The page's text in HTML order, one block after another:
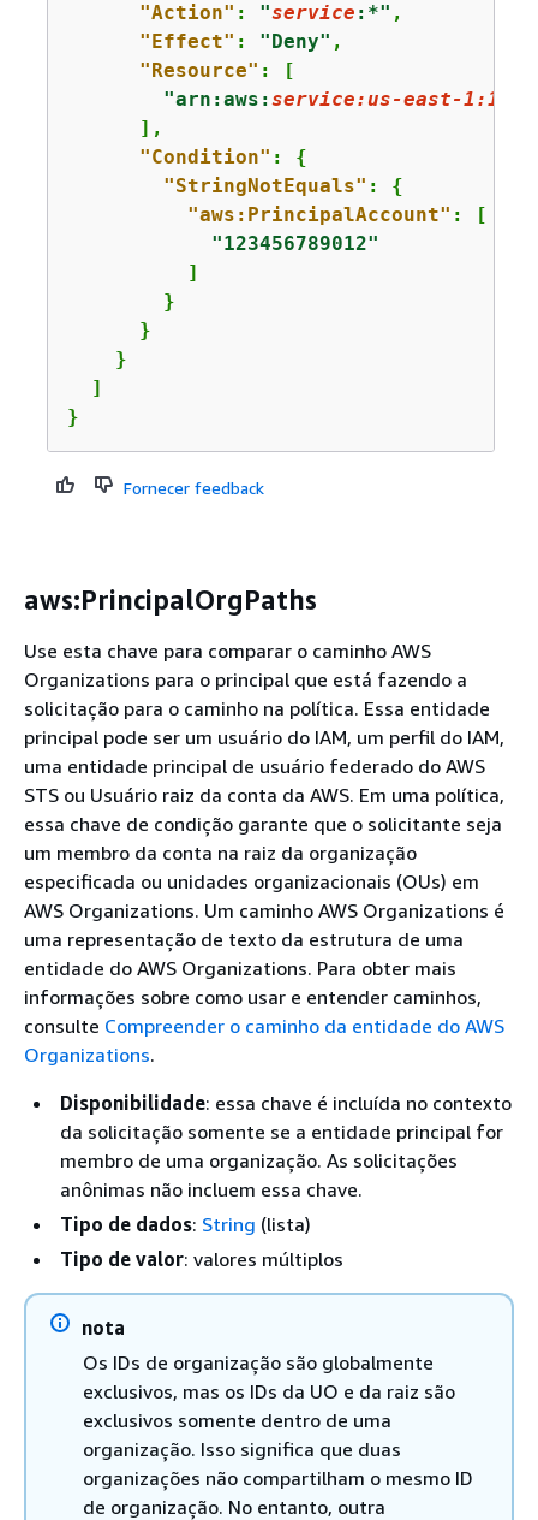
"Action" : "service :*" ,
"Effect" : "Deny" ,
"Resource" : [
"arn:aws:service:us-east-
      ],
"Condition" : {
"StringNotEquals" : {
"aws:PrincipalAccount" : [
"123456789012"
          ]
        }
      }
    }
  ]
}
Fornecer feedback
aws:PrincipalOrgPaths
Use esta chave para comparar o caminho AWS
Organizations para o principal que está fazendo a
solicitação para o caminho na política. Essa entidade
principal pode ser um usuário do IAM, um perfil do IAM,
uma entidade principal de usuário federado do AWS
STS ou Usuário raiz da conta da AWS. Em uma política,
essa chave de condição garante que o solicitante seja
um membro da conta na raiz da organização
especificada ou unidades organizacionais (OUs) em
AWS Organizations. Um caminho AWS Organizations é
uma representação de texto da estrutura de uma
entidade do AWS Organizations. Para obter mais
informações sobre como usar e entender caminhos,
consulte Compreender o caminho da entidade do AWS
Organizations.
Disponibilidade: essa chave é incluída no contexto
da solicitação somente se a entidade principal for
membro de uma organização. As solicitações
anônimas não incluem essa chave.
Tipo de dados: String (lista)
Tipo de valor: valores múltiplos
nota
Os IDs de organização são globalmente
exclusivos, mas os IDs da UO e da raiz são
exclusivos somente dentro de uma
organização. Isso significa que duas
organizações não compartilham o mesmo ID
de organização. No entanto, outra